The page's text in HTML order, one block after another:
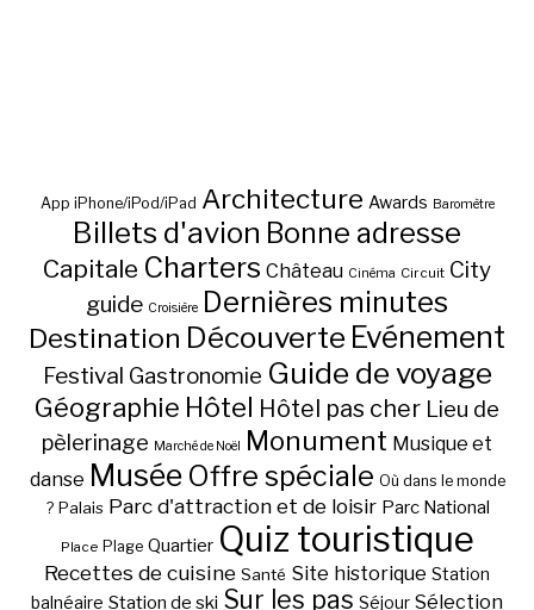
App iPhone/iPod/iPad Architecture Awards Baromètre
Billets d'avion Bonne adresse
Capitale Charters Château Cinéma Circuit City
guide Croisière Dernières minutes
Destination Découverte Evénement
Festival Gastronomie Guide de voyage
Géographie Hôtel Hôtel pas cher Lieu de
pèlerinage Marché de Noël Monument Musique et
danse Musée Offre spéciale Où dans le monde
? Palais Parc d'attraction et de loisir Parc National
Place Plage Quartier Quiz touristique
Recettes de cuisine Santé Site historique Station
balnéaire Station de ski Sur les pas Séjour Sélection